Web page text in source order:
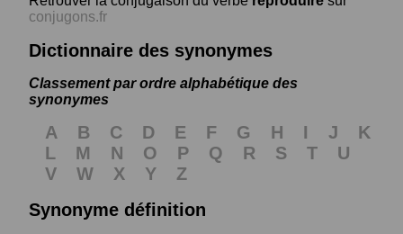
conjugons.fr
Dictionnaire des synonymes
Classement par ordre alphabétique des
synonymes
A B C D E F G H I J
K
L
M N O P Q R S T
U
V
W X Y
Z
Synonyme définition